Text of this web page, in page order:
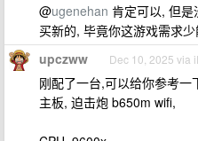
@ugenehan 肯定可以, 但
买新的, 毕竟你这游戏需求
upczww Dec 10, 2025 via
刚配了一台,可以给你参考一
主板, 迫击炮 b650m wifi,